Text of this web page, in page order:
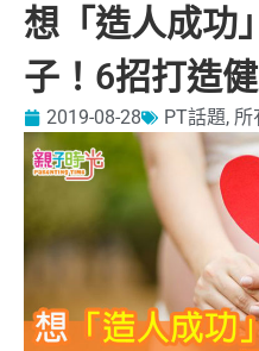
想「造人成功
子！6招打造
2019-08-28 PT話題, 所